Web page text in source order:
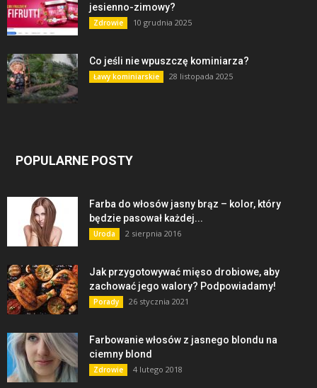
jesienno-zimowy?
Zdrowie 10 grudnia 2025
Co jeśli nie wpuszczę kominiarza?
Ławy kominiarskie 28 listopada 2025
POPULARNE POSTY
Farba do włosów jasny brąz – kolor, który
będzie pasował każdej...
Uroda 2 sierpnia 2016
Jak przygotowywać mięso drobiowe, aby
zachować jego walory? Podpowiadamy!
Porady 26 stycznia 2021
Farbowanie włosów z jasnego blondu na
ciemny blond
Zdrowie 4 lutego 2018